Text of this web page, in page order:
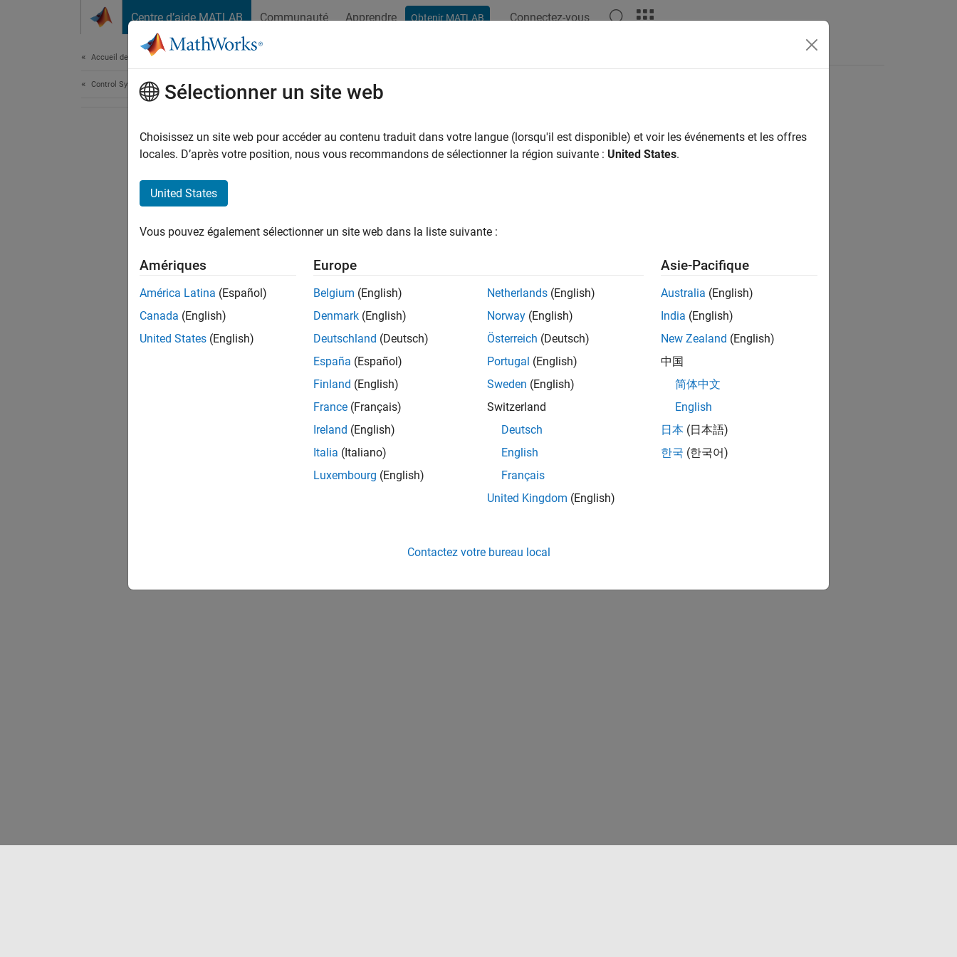
Centre d’aide MATLAB Communauté Apprendre Obtenir MATLAB Connectez-vous
Accueil de la documentation
Control Systems
How useful was this information?
Sélectionner un site web
Choisissez un site web pour accéder au contenu traduit dans votre langue (lorsqu'il est disponible) et voir les événements et les offres
locales. D’après votre position, nous vous recommandons de sélectionner la région suivante : United States.
United States
Vous pouvez également sélectionner un site web dans la liste suivante :
Amériques
América Latina (Español)
Canada (English)
United States (English)
Europe
Belgium (English)
Denmark (English)
Deutschland (Deutsch)
España (Español)
Finland (English)
France (Français)
Ireland (English)
Italia (Italiano)
Luxembourg (English)
Netherlands (English)
Norway (English)
Österreich (Deutsch)
Portugal (English)
Sweden (English)
Switzerland
Deutsch
English
Français
United Kingdom (English)
Asie-Pacifique
Australia (English)
India (English)
New Zealand (English)
中国
简体中文
English
日本 (日本語)
한국 (한국어)
Contactez votre bureau local